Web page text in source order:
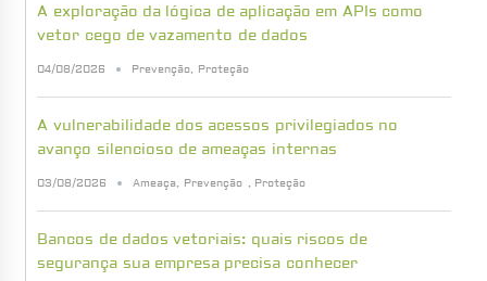
A exploração da lógica de aplicação em APIs como
vetor cego de vazamento de dados
04/08/2026 Prevenção, Proteção
A vulnerabilidade dos acessos privilegiados no
avanço silencioso de ameaças internas
03/08/2026 Ameaça, Prevenção , Proteção
Bancos de dados vetoriais: quais riscos de
segurança sua empresa precisa conhecer